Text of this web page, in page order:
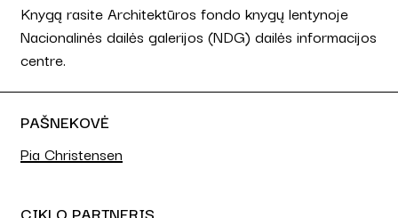
PAŠNEKOVĖ
Pia Christensen
Knygą rasite Architektūros fondo knygų lentynoje
Nacionalinės dailės galerijos (NDG) dailės informacijos
centre.